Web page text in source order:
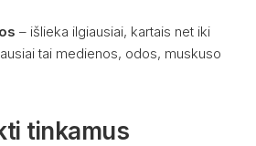
– išlieka ilgiausiai, kartais net iki
tai medienos, odos, muskuso
tinkamus